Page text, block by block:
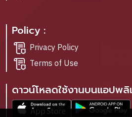
Policy :
Privacy Policy
Terms of Use
ดาวน์โหลดใช้งานบนแอปพลิ